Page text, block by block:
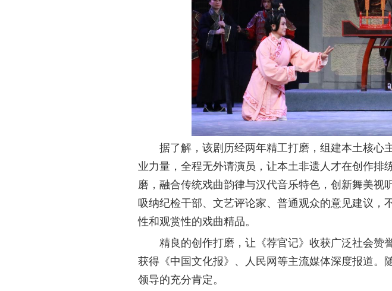
据了解，该剧历经两年精工打磨，组建本土核心
业力量，全程无外请演员，让本土非遗人才在创作
磨，融合传统戏曲韵律与汉代音乐特色，创新舞美视
吸纳纪检干部、文艺评论家、普通观众的意见建议
性和观赏性的戏曲精品。
精良的创作打磨，让《荐官记》收获广泛社会赞
获得《中国文化报》、人民网等主流媒体深度报道。
领导的充分肯定。